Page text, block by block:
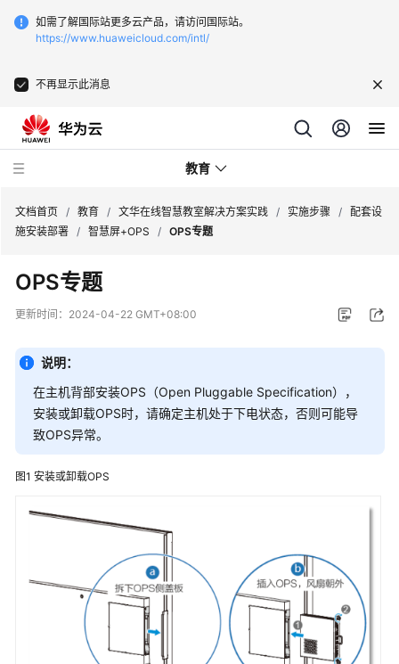
如需了解国际站更多云产品，请访问国际站。
https://www.huaweicloud.com/intl/
不再显示此消息
教育
为
云
域
教
育
云
平
台
决
方
文档首页 / 教育 / 文华在线智慧教室解决方案实践 / 实施步骤 /
配套设
施安装部署 / 智慧屏+OPS / OPS专题
OPS专题
更新时间： 2024-04-22 GMT+08:00
说明：
在主机背部安装OPS（Open Pluggable Specification），
安装或卸载OPS时，请确定主机处于下电状态，否则可能导
致OPS异常。
图1 安装或卸载OPS